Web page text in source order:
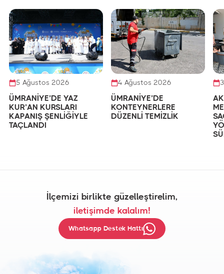
5 Ağustos 2026
ÜMRANİYE’DE YAZ
KUR’AN KURSLARI
KAPANIŞ ŞENLİĞİYLE
TAÇLANDI
4 Ağustos 2026
ÜMRANİYE’DE
KONTEYNERLERE
DÜZENLİ TEMİZLİK
İlçemizi birlikte güzelleştirelim,
iletişimde kalalım!
Whatsapp Destek Hattı